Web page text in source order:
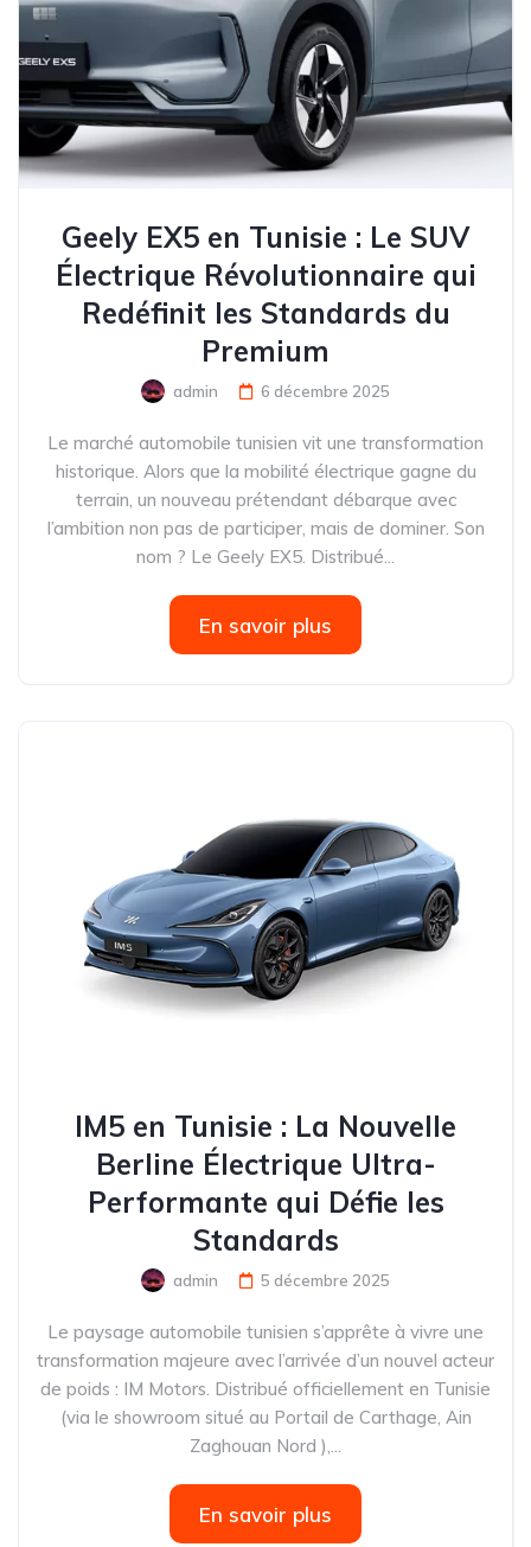
Geely EX5 en Tunisie : Le SUV
Électrique Révolutionnaire qui
Redéfinit les Standards du
Premium
admin 6 décembre 2025
Le marché automobile tunisien vit une transformation
historique. Alors que la mobilité électrique gagne du
terrain, un nouveau prétendant débarque avec
l’ambition non pas de participer, mais de dominer. Son
nom ? Le Geely EX5. Distribué...
En savoir plus
IM5 en Tunisie : La Nouvelle
Berline Électrique Ultra-
Performante qui Défie les
Standards
admin 5 décembre 2025
Le paysage automobile tunisien s’apprête à vivre une
transformation majeure avec l’arrivée d’un nouvel acteur
de poids : IM Motors. Distribué officiellement en Tunisie
(via le showroom situé au Portail de Carthage, Ain
Zaghouan Nord ),...
En savoir plus